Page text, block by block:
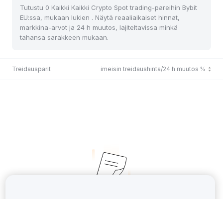
Tutustu 0 Kaikki Kaikki Crypto Spot trading-pareihin Bybit
EU:ssa, mukaan lukien . Näytä reaaliaikaiset hinnat,
markkina-arvot ja 24 h muutos, lajiteltavissa minkä
tahansa sarakkeen mukaan.
Treidausparit Viimeisin treidaushinta/24 h muutos %